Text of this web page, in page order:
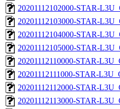
20201112102000-STAR-
20201112103000-STAR-
20201112104000-STAR-
20201112105000-STAR-
20201112110000-STAR-
20201112111000-STAR-
20201112112000-STAR-
20201112113000-STAR-